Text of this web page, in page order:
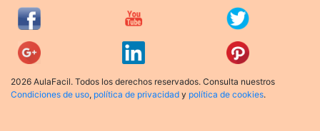
2026 AulaFacil. Todos los derechos reservados. Consulta nuestros
Condiciones de uso, política de privacidad y política de cookies.